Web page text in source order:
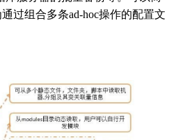
过组合多条ad-hoc操作的配置文